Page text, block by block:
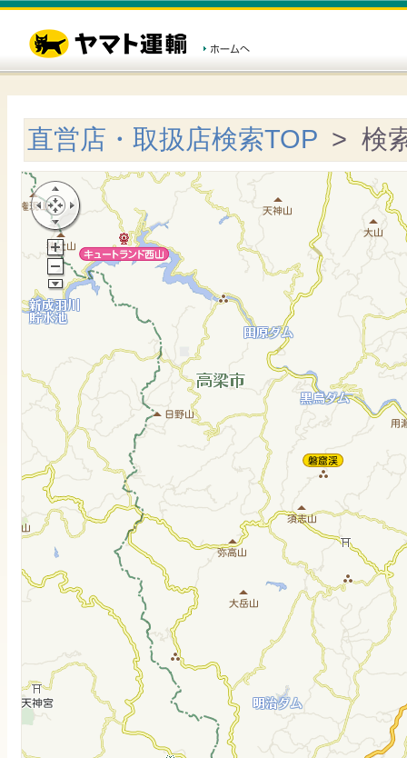
直営店・取扱店検索TOP > 検